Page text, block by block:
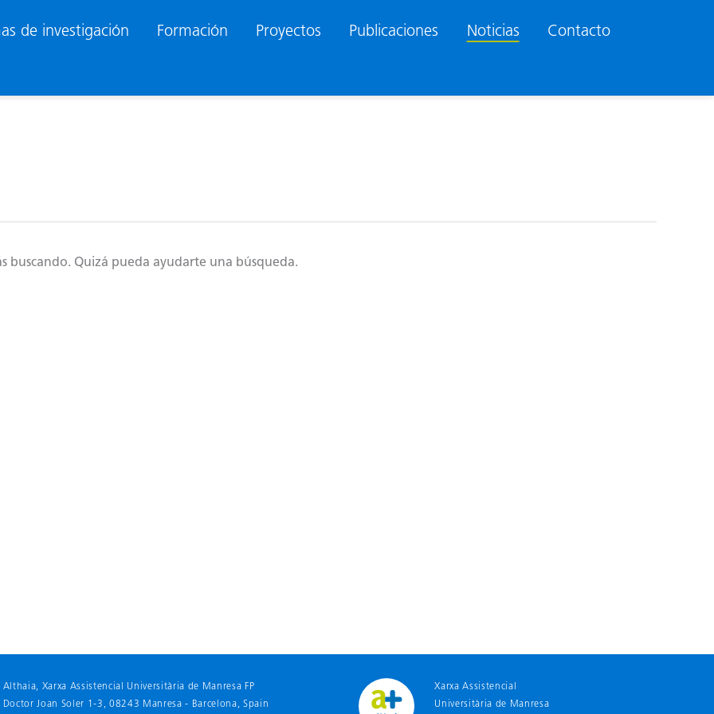
de investigación Formación Proyectos Publicaciones Noticias
Contacto
buscando. Quizá pueda ayudarte una búsqueda.
Althaia, Xarxa Assistencial Universitària de Manresa FP
Doctor Joan Soler 1-3, 08243 Manresa - Barcelona, Spain
Xarxa Assistencial
Universitària de Manresa